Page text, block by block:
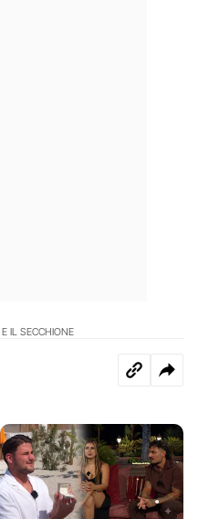
IL SECCHIONE